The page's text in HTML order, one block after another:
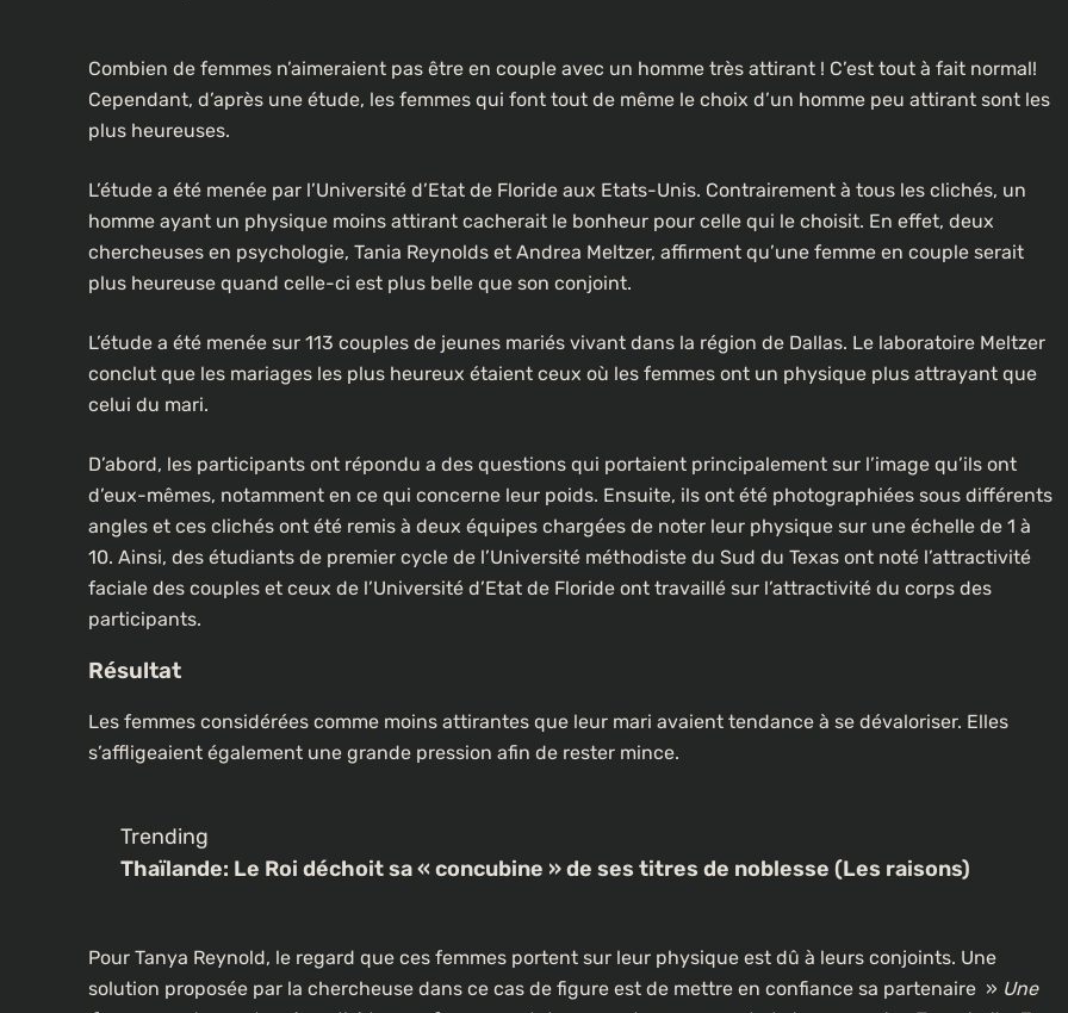
Combien de femmes n’aimeraient pas être en couple avec un homme très attirant ! C’est tout à fait normal!
Cependant, d’après une étude, les femmes qui font tout de même le choix d’un homme peu attirant sont les
plus heureuses.
L’étude a été menée par l’Université d’Etat de Floride aux Etats-Unis. Contrairement à tous les clichés, un
homme ayant un physique moins attirant cacherait le bonheur pour celle qui le choisit. En effet, deux
chercheuses en psychologie, Tania Reynolds et Andrea Meltzer, affirment qu’une femme en couple serait
plus heureuse quand celle-ci est plus belle que son conjoint.
L’étude a été menée sur 113 couples de jeunes mariés vivant dans la région de Dallas. Le laboratoire Meltzer
conclut que les mariages les plus heureux étaient ceux où les femmes ont un physique plus attrayant que
celui du mari.
D’abord, les participants ont répondu a des questions qui portaient principalement sur l’image qu’ils ont
d’eux-mêmes, notamment en ce qui concerne leur poids. Ensuite, ils ont été photographiées sous différents
angles et ces clichés ont été remis à deux équipes chargées de noter leur physique sur une échelle de 1 à
10. Ainsi, des étudiants de premier cycle de l’Université méthodiste du Sud du Texas ont noté l’attractivité
faciale des couples et ceux de l’Université d’Etat de Floride ont travaillé sur l’attractivité du corps des
participants.
Résultat
Les femmes considérées comme moins attirantes que leur mari avaient tendance à se dévaloriser. Elles
s’affligeaient également une grande pression afin de rester mince.
Trending
Thaïlande: Le Roi déchoit sa « concubine » de ses titres de noblesse (Les raisons)
Pour Tanya Reynold, le regard que ces femmes portent sur leur physique est dû à leurs conjoints. Une
solution proposée par la chercheuse dans ce cas de figure est de mettre en confiance sa partenaire » Une